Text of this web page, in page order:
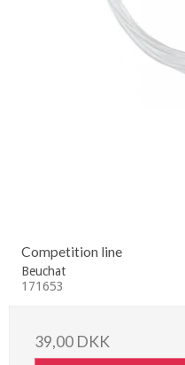
Competition line
Beuchat
171653
39,00 DKK